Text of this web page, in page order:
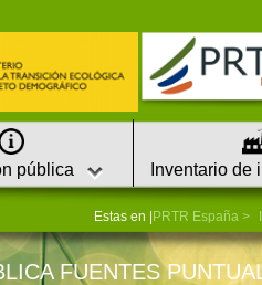
pública Inventario de
Estas en | PRTR España
FUENTES